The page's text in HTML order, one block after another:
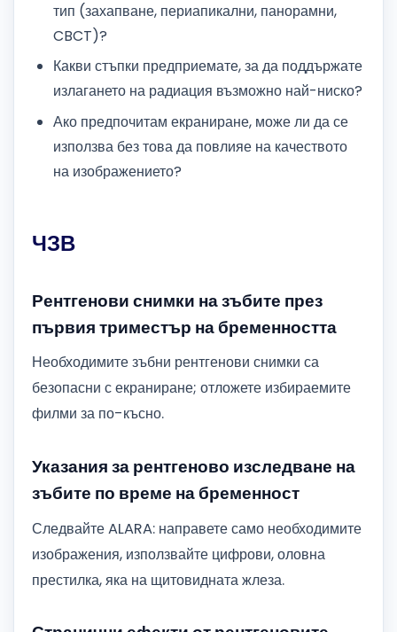
тип (захапване, периапикални, панорамни,
CBCT)?
Какви стъпки предприемате, за да поддържате
излагането на радиация възможно най-ниско?
Ако предпочитам екраниране, може ли да се
използва без това да повлияе на качеството
на изображението?
ЧЗВ
Рентгенови снимки на зъбите през
първия триместър на бременността
Необходимите зъбни рентгенови снимки са
безопасни с екраниране; отложете избираемите
филми за по-късно.
Указания за рентгеново изследване на
зъбите по време на бременност
Следвайте ALARA: направете само необходимите
изображения, използвайте цифрови, оловна
престилка, яка на щитовидната жлеза.